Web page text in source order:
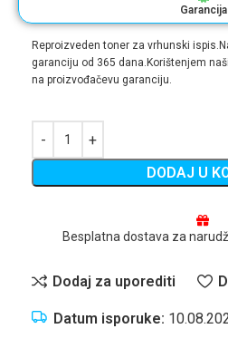
Garancija
Reproizveden toner za vrhunski
garanciju od 365 dana.Korištenjem
na proizvođačevu garanciju.
DODAJ U
Besplatna dostava za
Dodaj za uporediti
Datum isporuke: